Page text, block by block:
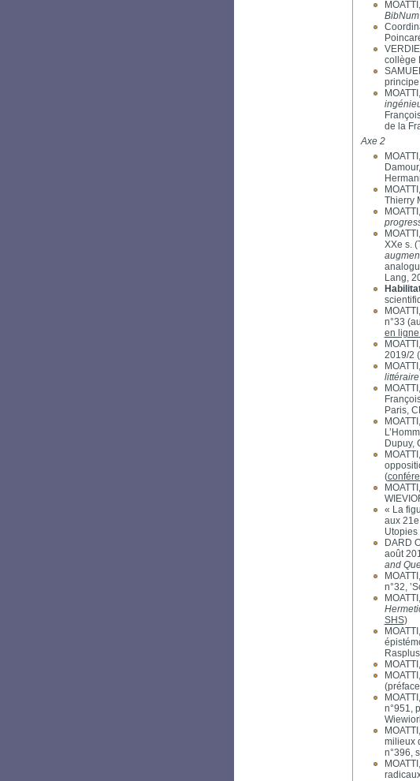
BibNum
collège
de la
Axe 2
Thierry
XXe s.
Lang,
n°33
en
2019/2
Paris,
Dupuy,
(
« La
aux
DARD
août
and
n°32,
SHS)
n°951,
milieux
n°396,